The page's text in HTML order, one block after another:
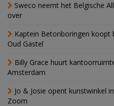
Sweco neemt het Belgische
over
Kaptein Betonboringen koopt
Oud Gastel
Billy Grace huurt
Amsterdam
Jo & Josie opent kunstwinkel
Zoom